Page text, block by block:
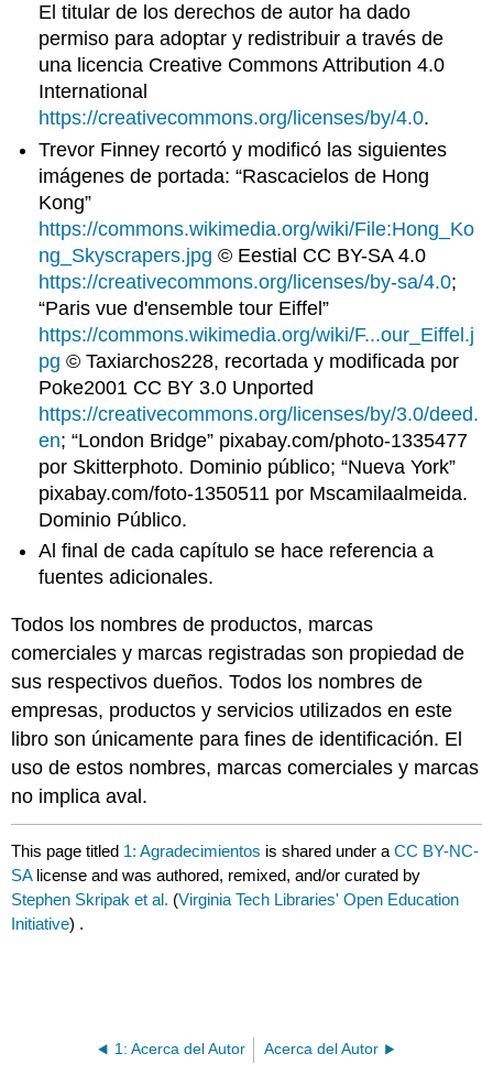
El titular de los derechos de autor ha dado
permiso para adoptar y redistribuir a través de
una licencia Creative Commons Attribution 4.0
International
https://creativecommons.org/licenses/by/4.0.
Trevor Finney recortó y modificó las siguientes
imágenes de portada: “Rascacielos de Hong
Kong”
https://commons.wikimedia.org/wiki/File:Hong_Ko
ng_Skyscrapers.jpg © Eestial CC BY-SA 4.0
https://creativecommons.org/licenses/by-sa/4.0;
“Paris vue d'ensemble tour Eiffel”
https://commons.wikimedia.org/wiki/F...our_Eiffel.j
pg © Taxiarchos228, recortada y modificada por
Poke2001 CC BY 3.0 Unported
https://creativecommons.org/licenses/by/3.0/deed.
en; “London Bridge” pixabay.com/photo-1335477
por Skitterphoto. Dominio público; “Nueva York”
pixabay.com/foto-1350511 por Mscamilaalmeida.
Dominio Público.
Al final de cada capítulo se hace referencia a
fuentes adicionales.
Todos los nombres de productos, marcas
comerciales y marcas registradas son propiedad de
sus respectivos dueños. Todos los nombres de
empresas, productos y servicios utilizados en este
libro son únicamente para fines de identificación. El
uso de estos nombres, marcas comerciales y marcas
no implica aval.
This page titled 1: Agradecimientos is shared under aCC BY-NC-
SA license and was authored, remixed, and/or curated by
Stephen Skripak et al. (Virginia Tech Libraries' Open Education
Initiative) .
1: Acerca del Autor Acerca del Autor